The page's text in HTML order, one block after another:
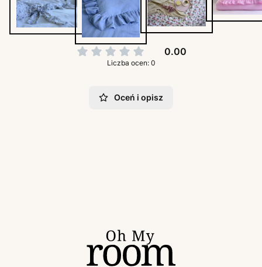
0.00
Liczba ocen: 0
Oceń i opisz